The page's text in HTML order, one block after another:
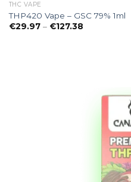
THC VAPE
THP420 Vape – GSC 79% 1ml
€29.97 – €127.38Preisspanne: